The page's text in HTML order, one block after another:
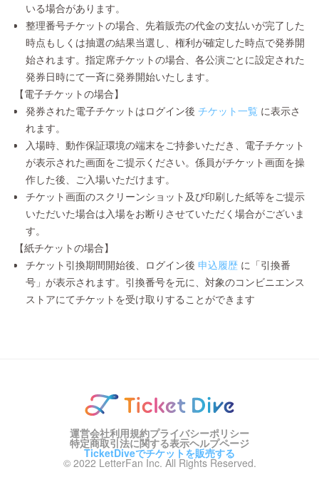
いる場合があります。
整理番号チケットの場合、先着販売の代金の支払いが完了した
時点もしくは抽選の結果当選し、権利が確定した時点で発券開
始されます。指定席チケットの場合、各公演ごとに設定された
発券日時にて一斉に発券開始いたします。
【電子チケットの場合】
発券された電子チケットはログイン後 チケット一覧 に表示さ
れます。
入場時、動作保証環境の端末をご持参いただき、電子チケット
が表示された画面をご提示ください。係員がチケット画面を操
作した後、ご入場いただけます。
チケット画面のスクリーンショット及び印刷した紙等をご提示
いただいた場合は入場をお断りさせていただく場合がございま
す。
【紙チケットの場合】
チケット引換期間開始後、ログイン後 申込履歴 に「引換番
号」が表示されます。引換番号を元に、対象のコンビニエンス
ストアにてチケットを受け取りすることができます
運営会社利用規約プライバシーポリシー
特定商取引法に関する表示ヘルプページ
TicketDiveでチケットを販売する
© 2022 LetterFan Inc. All Rights Reserved.